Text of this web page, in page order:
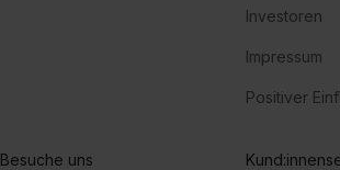
Investoren
Impressum
Positiver
Besuche uns